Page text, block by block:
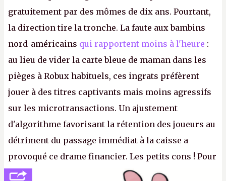
gratuitement par des mômes de dix ans. Pourtant,
la direction tire la tronche. La faute aux bambins
nord-américains qui rapportent moins à l'heure :
au lieu de vider la carte bleue de maman dans les
pièges à Robux habituels, ces ingrats préfèrent
jouer à des titres captivants mais moins agressifs
sur les microtransactions. Un ajustement
d'algorithme favorisant la rétention des joueurs au
détriment du passage immédiat à la caisse a
provoqué ce drame financier. Les petits cons ! Pour
se consoler, le PDG David Baszucki peut compter